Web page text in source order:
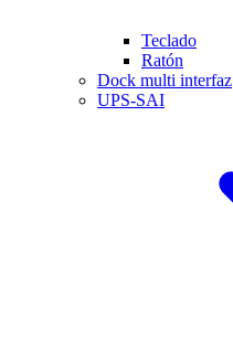
Teclado
Ratón
Dock multi interfaz
UPS-SAI